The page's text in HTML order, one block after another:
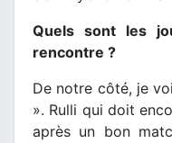
Quels sont les
rencontre ?
De notre côté, je
». Rulli qui doit
après un bon